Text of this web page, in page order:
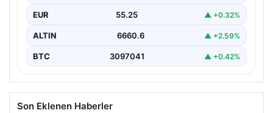
EUR 55.25 ▲ +0.32%
ALTIN 6660.6 ▲ +2.59%
BTC 3097041 ▲ +0.42%
Son Eklenen Haberler